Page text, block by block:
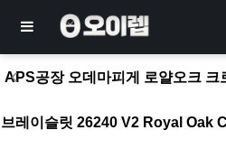
APS공장 오데마피게 로얄오크 크
브레이슬릿 26240 V2 Royal Oak